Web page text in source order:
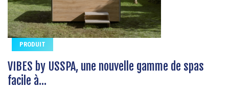
PRODUIT
VIBES by USSPA, une nouvelle gamme de spas
facile à...